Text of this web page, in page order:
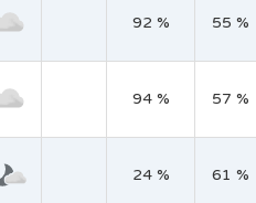
92 % 55 %
94 % 57 %
24 % 61 %